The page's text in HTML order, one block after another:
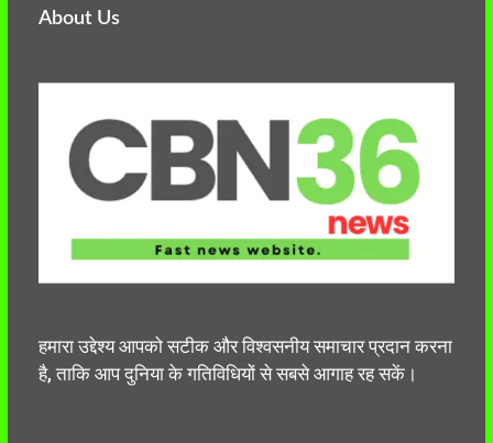
About Us
हमारा उद्देश्य आपको सटीक और विश्वसनीय समाचार प्रदान करना
है, ताकि आप दुनिया के गतिविधियों से सबसे आगाह रह सकें।